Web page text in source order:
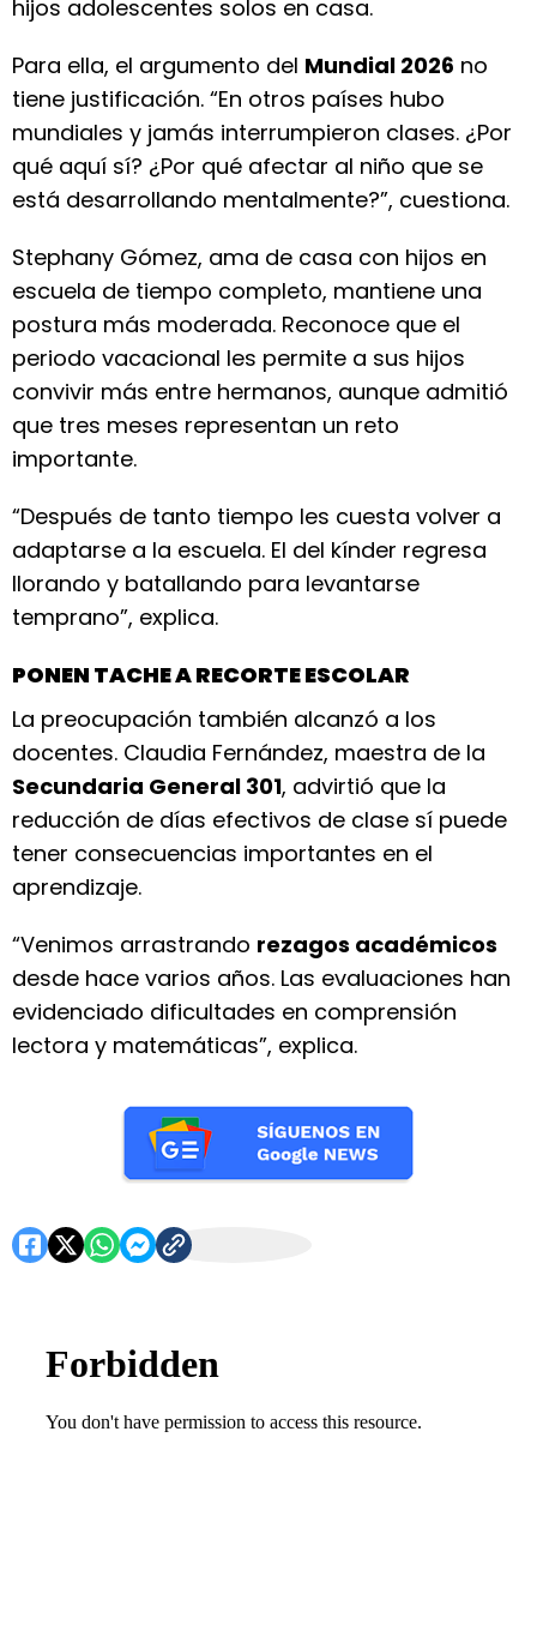
hijos adolescentes solos en casa.
Para ella, el argumento del Mundial 2026 no
tiene justificación. “En otros países hubo
mundiales y jamás interrumpieron clases. ¿Por
qué aquí sí? ¿Por qué afectar al niño que se
está desarrollando mentalmente?”, cuestiona.
Stephany Gómez, ama de casa con hijos en
escuela de tiempo completo, mantiene una
postura más moderada. Reconoce que el
periodo vacacional les permite a sus hijos
convivir más entre hermanos, aunque admitió
que tres meses representan un reto
importante.
“Después de tanto tiempo les cuesta volver a
adaptarse a la escuela. El del kínder regresa
llorando y batallando para levantarse
temprano”, explica.
PONEN TACHE A RECORTE ESCOLAR
La preocupación también alcanzó a los
docentes. Claudia Fernández, maestra de la
Secundaria General 301, advirtió que la
reducción de días efectivos de clase sí puede
tener consecuencias importantes en el
aprendizaje.
“Venimos arrastrando rezagos académicos
desde hace varios años. Las evaluaciones han
evidenciado dificultades en comprensión
lectora y matemáticas”, explica.